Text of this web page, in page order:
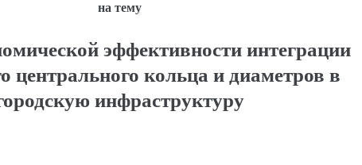
на тему
эффективности интеграции
центрального кольца и диаметров в
инфраструктуру